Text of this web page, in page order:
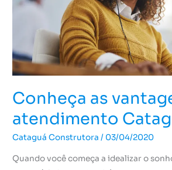
Conheça as
atendimento
Cataguá Construtora / 03/04/2020
Quando você começa a idealizar o